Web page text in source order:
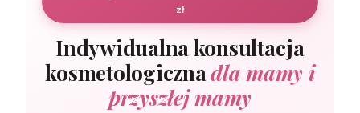
zł
Indywidualna konsultacja
kosmetologicznadla mamy i
przyszłej mamy